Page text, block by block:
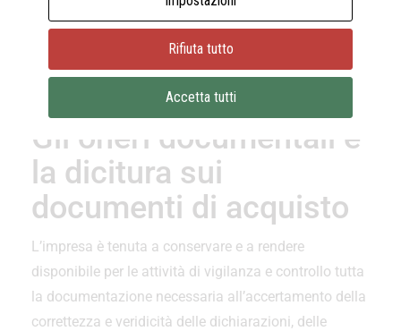
massimali adeguati al volume delle attività peritali
condotte – FAQ Mise del 03/10/24)
Gli oneri documentali e
la dicitura sui
documenti di acquisto
L’impresa è tenuta a conservare e a rendere
disponibile per le attività di vigilanza e controllo tutta
la documentazione necessaria all’accertamento della
correttezza e veridicità delle dichiarazioni, delle
Rifiuta tutto
Accetta tutti